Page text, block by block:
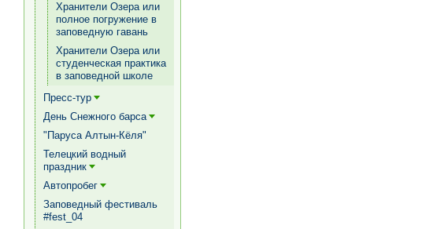
Хранители Озера или
полное погружение в
заповедную гавань
Хранители Озера или
студенческая практика
в заповедной школе
Пресс-тур
День Снежного барса
"Паруса Алтын-Кёля"
Телецкий водный
праздник
Автопробег
Заповедный фестиваль
#fest_04